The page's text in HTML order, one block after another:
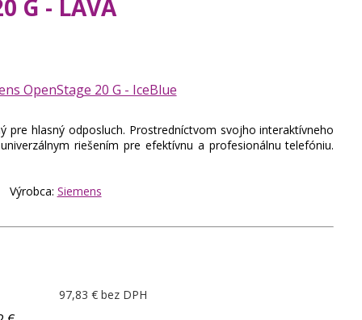
G - LAVA
pre hlasný odposluch. Prostredníctvom svojho interaktívneho
riešením pre efektívnu a profesionálnu telefóniu.
Siemens
97,83 € bez DPH